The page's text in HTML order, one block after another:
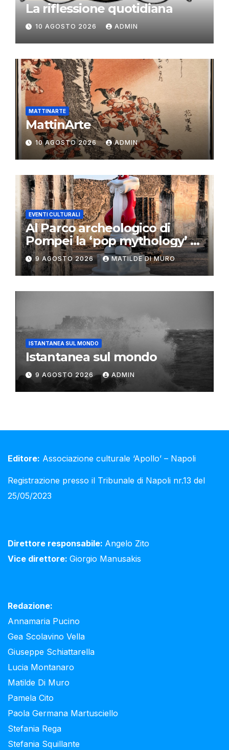
La riflessione quotidiana
10 AGOSTO 2026 ADMIN
MATTINARTE
MattinArte
10 AGOSTO 2026 ADMIN
EVENTI CULTURALI
Al Parco archeologico di
Pompei la ‘pop mythology’ di
Philip Colbert
9 AGOSTO 2026 MATILDE DI MURO
ISTANTANEA SUL MONDO
Istantanea sul mondo
9 AGOSTO 2026 ADMIN
Editore: Associazione culturale ‘Apollo’ – Napoli
Registrazione presso il Tribunale di Napoli nr.13 del
25/05/2023
Direttore responsabile: Angelo Zito
Vice direttore: Giorgio Manusakis
Redazione:
Annamaria Pucino
Gea Scolavino Vella
Giuseppe Schiattarella
Lucia Montanaro
Matilde Di Muro
Pamela Cito
Paola Germana Martusciello
Stefania Rega
Stefania Squillante